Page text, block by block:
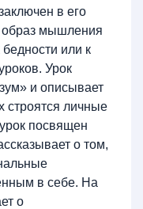
в его
мышления
или к
Урок
и описывает
строятся личные
посвящен
о том,
в себе. На
о